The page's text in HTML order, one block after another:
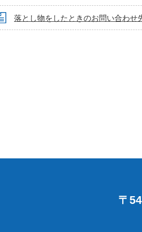
落とし物をしたときのお問い合わせ
〒